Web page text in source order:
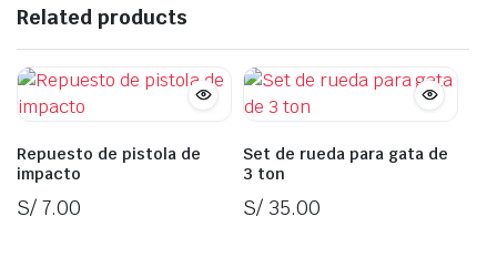
Related products
Repuesto de pistola de
impacto
S/7.00
Set de rueda para gata de
3 ton
S/35.00